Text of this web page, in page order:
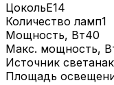
ЦокольE14
Количество ламп1
Мощность, Вт40
Макс. мощность,
Источник света
Площадь